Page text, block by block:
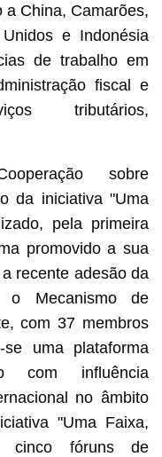
a China, Camarões,
e Indonésia
de trabalho em
fiscal e
tributários,
sobre
da iniciativa "Uma
pela primeira
promovido a sua
recente adesão da
o Mecanismo de
com 37 membros
uma plataforma
com influência
no âmbito
"Uma Faixa,
cinco fóruns de